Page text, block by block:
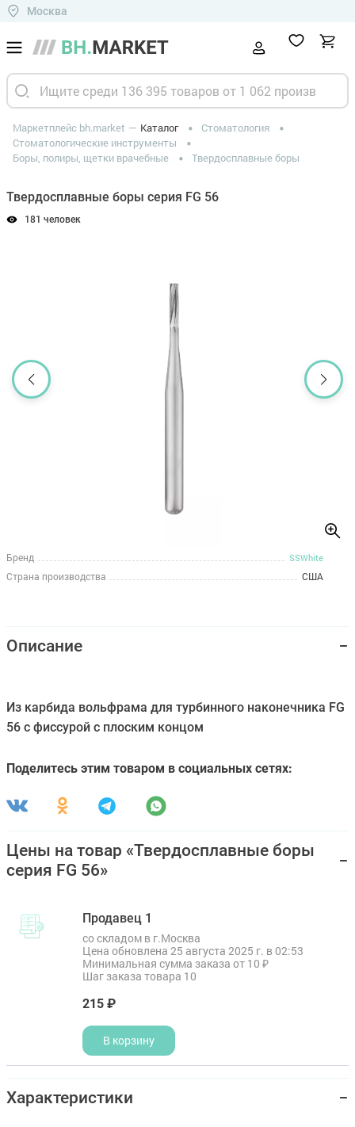
Москва
Маркетплейс bh.market Каталог
Стоматология
Стоматологические инструменты
Боры, полиры, щетки врачебные
Твердосплавные боры
Твердосплавные боры серия FG 56
181 человек
Бренд SSWhite
Страна производства США
Описание
Из карбида вольфрама для турбинного наконечника FG
56 с фиссурой с плоским концом
Поделитесь этим товаром в социальных сетях:
Цены на товар «Твердосплавные боры
серия FG 56»
Продавец 1
со складом в г.Москва
Цена обновлена 25 августа 2025 г. в 02:53
Минимальная сумма заказа от 10 ₽
Шаг заказа товара 10
215 ₽
В корзину
Характеристики